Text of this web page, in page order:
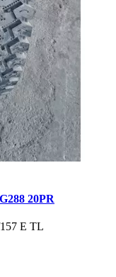
20PR
E TL